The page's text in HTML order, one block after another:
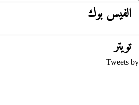
الفيس بوك
تويتر
Tweets by